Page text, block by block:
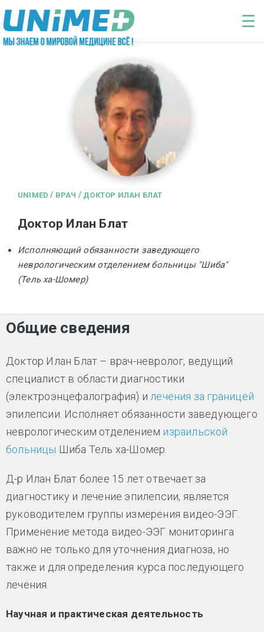
Перейти к основному содержанию
☰
UNIMED / ВРАЧ / ДОКТОР ИЛАН БЛАТ
Доктор Илан Блат
Исполняющий обязанности заведующего
неврологическим отделением больницы "Шиба"
(Тель ха-Шомер)
Общие сведения
Доктор Илан Блат – врач-невролог, ведущий
специалист в области диагностики
(электроэнцефалография) и лечения за границей
эпилепсии. Исполняет обязанности заведующего
неврологическим отделением израильской
больницы Шиба Тель ха-Шомер.
Д-р Илан Блат более 15 лет отвечает за
диагностику и лечение эпилепсии, является
руководителем группы измерения видео-ЭЭГ.
Применение метода видео-ЭЭГ мониторинга
важно не только для уточнения диагноза, но
также и для определения курса последующего
лечения.
Научная и практическая деятельность